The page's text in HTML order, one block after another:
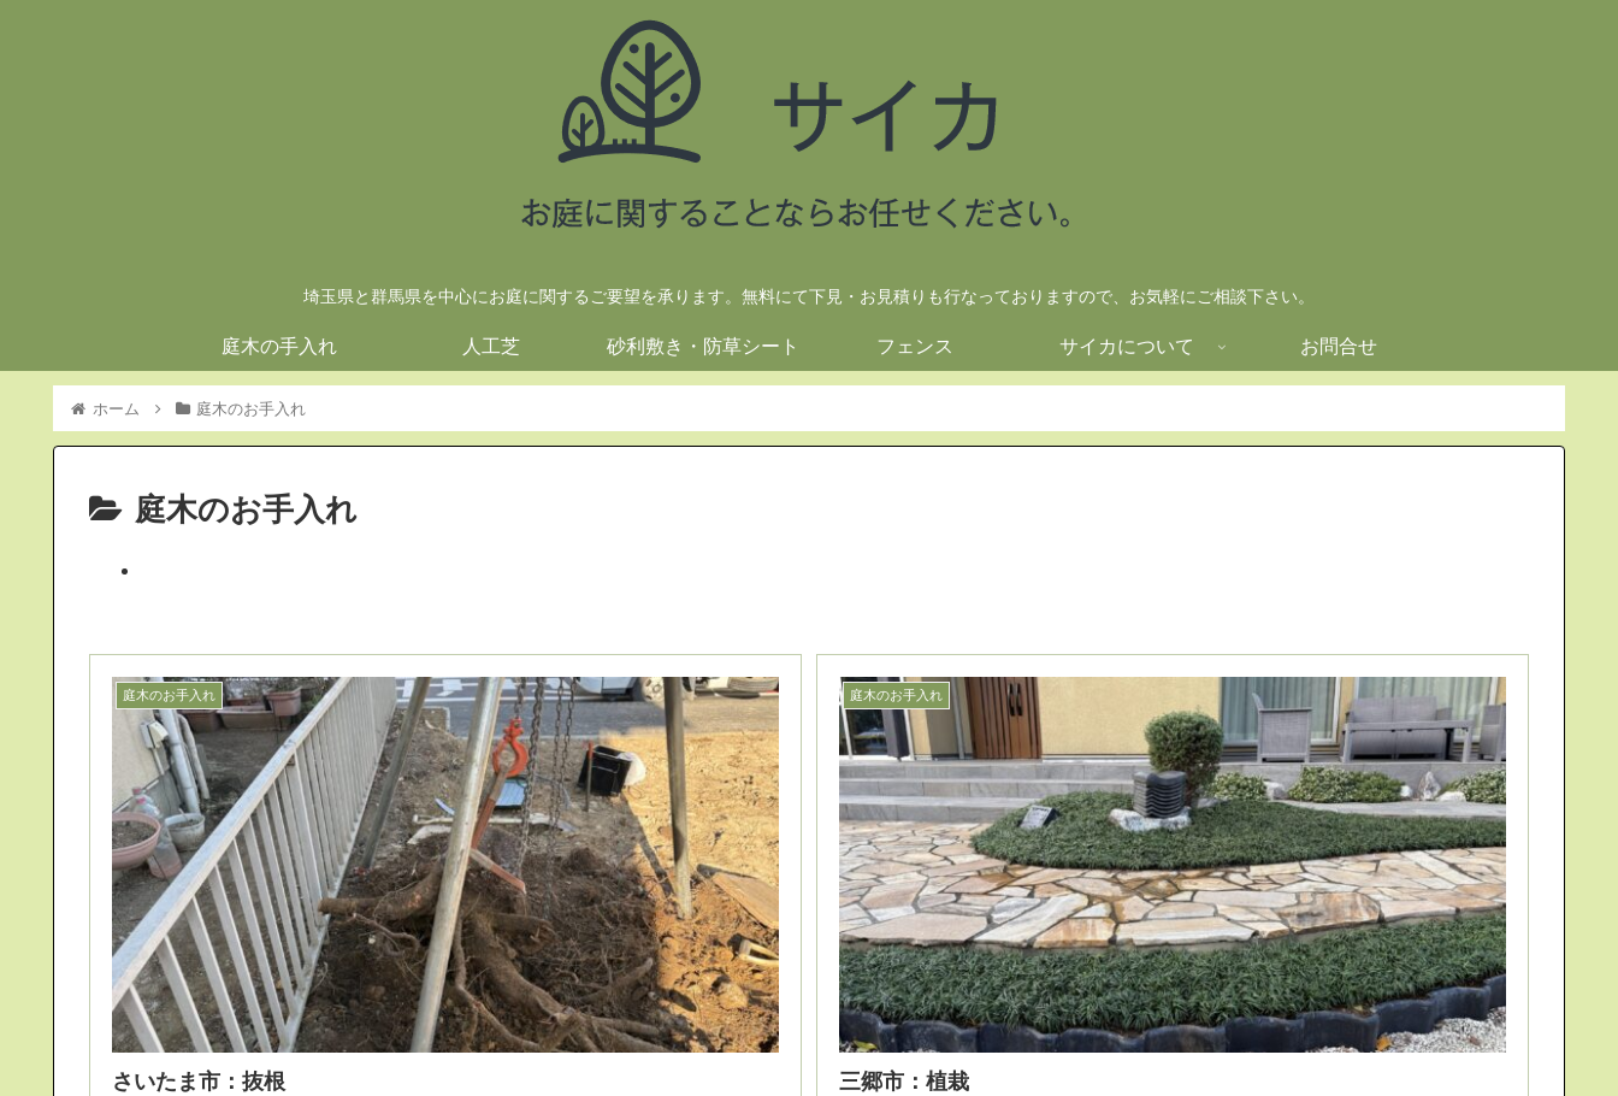
埼玉県と群馬県を中心にお庭に関するご要望を承ります。無料にて下見・お見積りも行なっておりますので、お気軽にご相談下さい。
庭木の手入れ 人工芝 砂利敷き・防草シート フェンス サイカについて お問合せ
ホーム 庭木のお手入れ
庭木のお手入れ
庭木のお手入れ
さいたま市：抜根
庭木のお手入れ
三郷市：植栽